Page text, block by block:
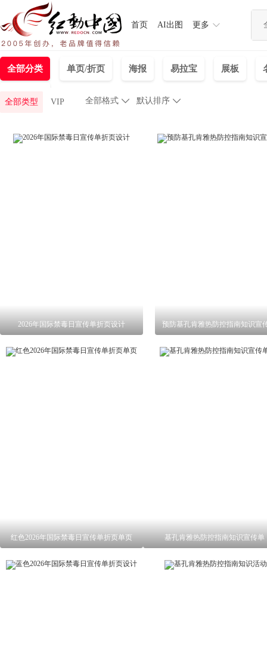
首页 AI出图 更多
全部分类 单页/折页 海报 易拉宝 展板
全部类型 VIP 
全部格式 默认排序 
2026年国际禁毒日宣传单折页设计 预防基孔肯雅热防控指南知识宣
红色2026年国际禁毒日宣传单折页单页 基孔肯雅热防控指南知识宣传单